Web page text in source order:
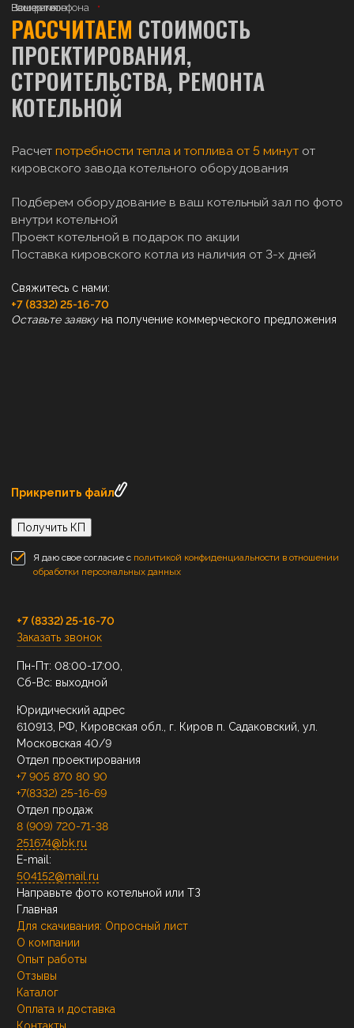
РАССЧИТАЕМ СТОИМОСТЬ
ПРОЕКТИРОВАНИЯ,
СТРОИТЕЛЬСТВА, РЕМОНТА
КОТЕЛЬНОЙ
Расчет потребности тепла и топлива от 5 минут от
кировского завода котельного оборудования
Подберем оборудование в ваш котельный зал по фото
внутри котельной
Проект котельной в подарок по акции
Поставка кировского котла из наличия от 3-х дней
Свяжитесь с нами:
+7 (8332) 25-16-70
Оставьте заявкуна получение коммерческого предложения
Ваше имя
Номер телефона
Ваш регион
Прикрепить файл
Получить КП
Я даю свое согласие с политикой конфиденциальности в отношении
обработки персональных данных
+7 (8332) 25-16-70
Заказать звонок
Пн-Пт: 08:00-17:00,
Сб-Вс: выходной
Юридический адрес
610913, РФ, Кировская обл., г. Киров п. Садаковский, ул.
Московская 40/9
Отдел проектирования
+7 905 870 80 90
+7(8332) 25-16-69
Отдел продаж
8 (909) 720-71-38
251674@bk.ru
E-mail:
504152@mail.ru
Направьте фото котельной или ТЗ
Главная
Для скачивания: Опросный лист
О компании
Опыт работы
Отзывы
Каталог
Оплата и доставка